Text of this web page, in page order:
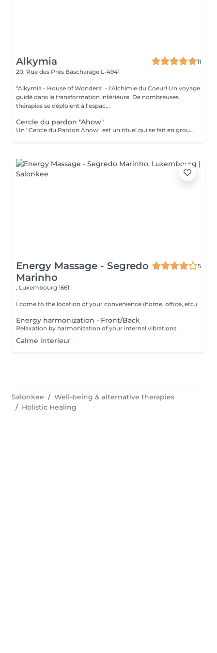
Alkymia
11
20, Rue des Prés Bascharage L-4941
"Alkymia - House of Wonders" - l'Alchimie du Coeur! Un voyage
guidé dans la transformation intérieure. De nombreuses
thérapies se déploient à l'espac...
Cercle du pardon "Ahow"
Un "Cercle du Pardon Ahow" est un rituel qui se fait en groupe, d'une durée de 3 à 4 hrs ou plus, cela dépend du nombre des participants. Ce Rituel a pour objectif de se débarrasser d'une culpabilité, d'une offense, d'une dette, etc. Le pardon est un processus mental qui vise à éliminer tout ressentiment, colère, rancune ou autre sentiment négatif à l'égard d'une personne en particulier, de vous-même, d'une situation... Étymologiquement, le mot « pardon » vient du latin « perdonare » qui signifie l'action de pardonner, c'est-à-dire d'accepter ou de s'excuser ; pour réparer quelque chose de mal. L'expression AHOW est une belle salutation originaire des tribus autochtones d'Amérique du Nord. AHOW est un mot largement utilisé par les frères du chamanisme. Quand vous dites Ahow, vous contemplez, c'est une manière de vouloir dire "qu'il en soit ainsi", "amen", "je te sens", "je t'honore", "je te respecte", je te "pardonne" ou c'est-à-dire que vous contemplez l'autre "Être". AHOW est une expression de notre meilleure gratitude. Dans la vision du chamanisme, lorsque vous dites AHOW vous agissez comme tout être devrait agir, avec votre âme, avec votre Soi intérieur, votre essence, vous contemplez l'autre. Depuis le début, les autochtones savaient déjà expérimenter et exprimer leur force intérieure par le don du Pardon. Dans ce rituel nous entrerons en contact avec les couches les plus intimes de notre conscient et de notre subconscient, pour reprogrammer les croyances limitantes et les blocages qui nous empêchent de pardonner et d'être pardonnés. Trois leçons seront tirées de ce travail : le pardon de soi, le pardon et l'être pardonné. C'est en se pardonnant à nous-mêmes que nous apprenons le véritable sens du pardon aux autres. Et en nous pardonnant à nous-mêmes et à nos frères, nous permettons aux vibrations de l'amour d'entrer dans notre Être, pour que nous puissions aussi recevoir et comprendre le pardon, qu'il soit celui d'un frère, ou encore le pardon divin.
Energy Massage - Segredo
Marinho
5
, Luxembourg 1661
I come to the location of your convenience (home, office, etc.)
Energy harmonization - Front/Back
Relaxation by harmonization of your internal vibrations.
Calme interieur
Salonkee
Well-being & alternative therapies
Holistic Healing